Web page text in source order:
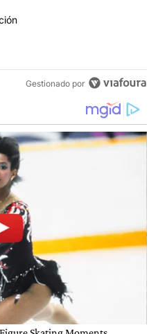
"Canciller de cancelación"
Gestionado por